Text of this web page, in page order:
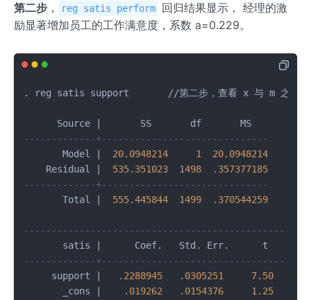
第二步 ， reg satis perform
回归结果显示， 经理的激
励显著增加员工的工作满意度，系数 a=0.229。
. reg satis support //第二步，查看 x 与 m 之间的
      Source
SS       df       MS
-------------+------------------------------
       Model
20.0948214 1 20.0948214
    Residual
535.351023 1498 .357377185
-------------+------------------------------
       Total
555.445844 1499 .370544259
       satis
      Coef.   Std. Err.      t    P
-------------
     support
.2288945 .0305251 7.50
       _cons
.019262 .0154376 1.25